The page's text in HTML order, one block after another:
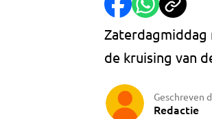
de kruising van
Geschreven
Redactie